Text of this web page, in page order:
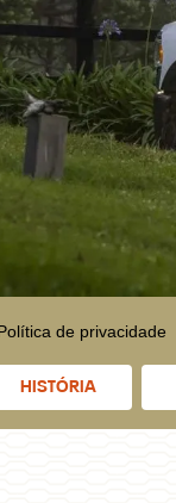
de privacidade
HISTÓRIA